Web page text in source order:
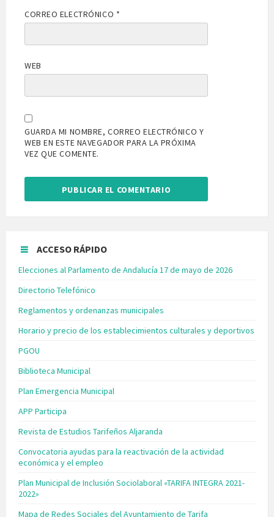
CORREO ELECTRÓNICO *
WEB
GUARDA MI NOMBRE, CORREO ELECTRÓNICO Y
WEB EN ESTE NAVEGADOR PARA LA PRÓXIMA
VEZ QUE COMENTE.
ACCESO RÁPIDO
Elecciones al Parlamento de Andalucía 17 de mayo de 2026
Directorio Telefónico
Reglamentos y ordenanzas municipales
Horario y precio de los establecimientos culturales y deportivos
PGOU
Biblioteca Municipal
Plan Emergencia Municipal
APP Participa
Revista de Estudios Tarifeños Aljaranda
Convocatoria ayudas para la reactivación de la actividad
económica y el empleo
Plan Municipal de Inclusión Sociolaboral «TARIFA INTEGRA 2021-
2022»
Mapa de Redes Sociales del Ayuntamiento de Tarifa